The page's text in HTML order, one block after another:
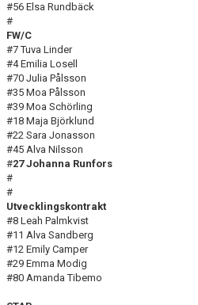
#56 Elsa Rundbäck
#
FW/C
#7 Tuva Linder
#4 Emilia Losell
#70 Julia Pålsson
#35 Moa Pålsson
#39 Moa Schörling
#18 Maja Björklund
#22 Sara Jonasson
#45 Alva Nilsson
#27 Johanna Runfors
#
#
Utvecklingskontrakt
#8 Leah Palmkvist
#11 Alva Sandberg
#12 Emily Camper
#29 Emma Modig
#80 Amanda Tibemo